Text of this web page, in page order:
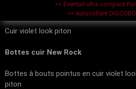
>> Éventail ultra compact
>> Autocollant
Cuir violet look piton
Bottes cuir New Rock
Bottes à bouts pointus en cuir violet
piton